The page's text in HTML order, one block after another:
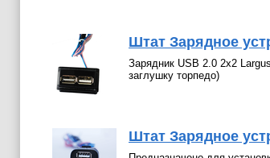
Штат Зарядное
Зарядник USB 2.0 2х2
заглушку торпедо)
Штат Зарядное